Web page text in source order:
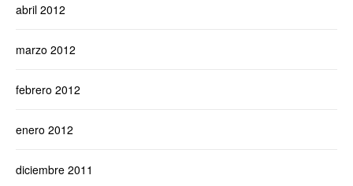
abril 2012
marzo 2012
febrero 2012
enero 2012
diciembre 2011